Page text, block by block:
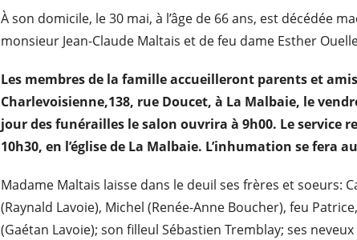
À son domicile, le 30 mai, à l’âge de 66 ans, est décédée
monsieur Jean-Claude Maltais et de feu dame Esther
Les membres de la famille accueilleront parents et
Charlevoisienne,138, rue Doucet, à La Malbaie, le
jour des funérailles le salon ouvrira à 9h00. Le service
10h30, en l’église de La Malbaie. L’inhumation se fera
Madame Maltais laisse dans le deuil ses frères et soeurs:
(Raynald Lavoie), Michel (Renée-Anne Boucher), feu
(Gaétan Lavoie); son filleul Sébastien Tremblay; ses